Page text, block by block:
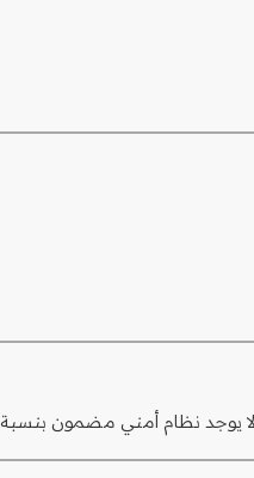
نظام أمني مضمون بنسبة 100%.